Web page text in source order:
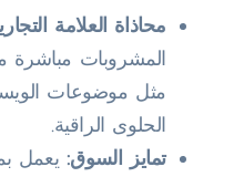
محاذاة العلامة
المشروبات مباشرة
مثل موضوعات
الحلوى الراقية.
تمايز السوق: يعمل